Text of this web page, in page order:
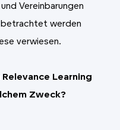
Vereinbarungen
betrachtet werden
verwiesen.
Learning
Zweck?